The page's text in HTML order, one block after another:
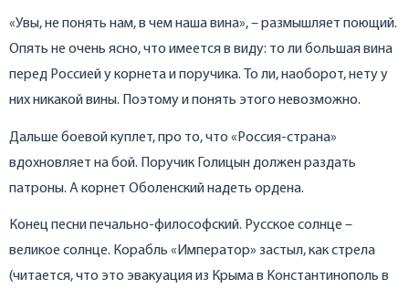
«Увы, не понять нам, в чем наша вина», – размышляет поющий.
Опять не очень ясно, что имеется в виду: то ли большая вина
перед Россией у корнета и поручика. То ли, наоборот, нету у
них никакой вины. Поэтому и понять этого невозможно.
Дальше боевой куплет, про то, что «Россия-страна»
вдохновляет на бой. Поручик Голицын должен раздать
патроны. А корнет Оболенский надеть ордена.
Конец песни печально-философский. Русское солнце –
великое солнце. Корабль «Император» застыл, как стрела
(читается, что это эвакуация из Крыма в Константинополь в